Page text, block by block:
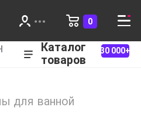
0
Каталог
товаров
30 000+
для ванной